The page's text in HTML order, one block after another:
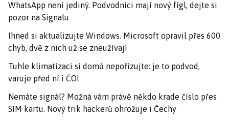
WhatsApp není jediný. Podvodníci mají nový fígl, dejte si
pozor na Signalu
Ihned si aktualizujte Windows. Microsoft opravil přes 600
chyb, dvě z nich už se zneužívají
Tuhle klimatizaci si domů nepořizujte: je to podvod,
varuje před ní i ČOI
Nemáte signál? Možná vám právě někdo krade číslo přes
SIM kartu. Nový trik hackerů ohrožuje i Čechy